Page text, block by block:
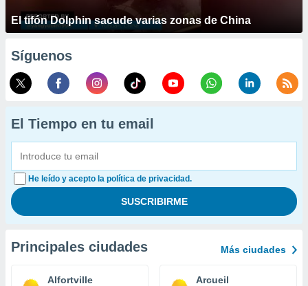
El tifón Dolphin sacude varias zonas de China
Síguenos
El Tiempo en tu email
He leído y acepto la política de privacidad.
Principales ciudades Más ciudades
Alfortville Arcueil